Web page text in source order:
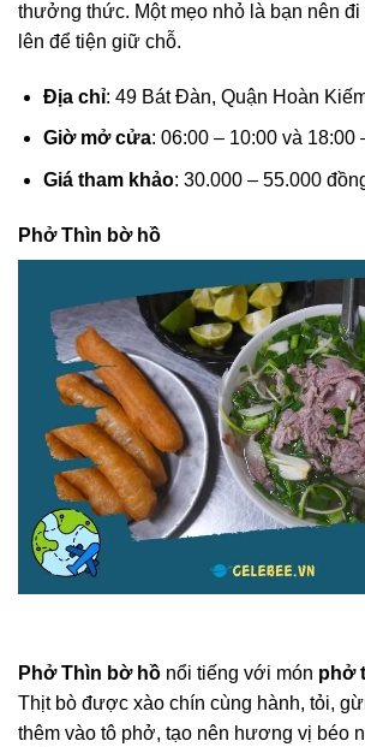
thưởng thức. Một mẹo nhỏ là bạn nên
lên để tiện giữ chỗ.
Địa chỉ: 49 Bát Đàn, Quận Hoàn
Giờ mở cửa: 06:00 – 10:00 và 18:00
Giá tham khảo: 30.000 – 55.000
Phở Thìn bờ hồ
Phở Thìn bờ hồ nổi tiếng với món phở
Thịt bò được xào chín cùng hành, tỏi,
thêm vào tô phở, tạo nên hương vị béo